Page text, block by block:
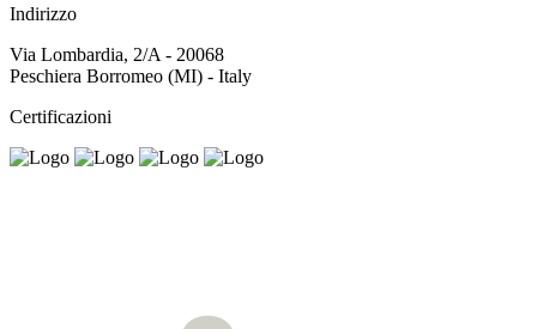
Indirizzo
Via Lombardia, 2/A - 20068
Peschiera Borromeo (MI) - Italy
Certificazioni